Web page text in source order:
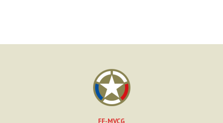
FF-MVCG